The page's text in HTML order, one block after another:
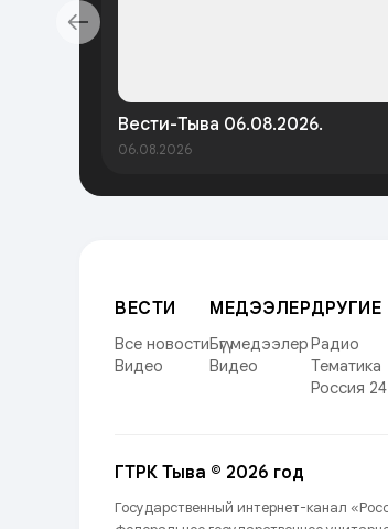
Вести-Тыва 06.08.2026.
06.08.2026
ВЕСТИ
Все новости
Видео
МЕДЭЭЛЕР
Бүгү медээлер
Видео
Радио
Тематика
Россия 24
ГТРК Тыва © 2026 год
Государственный интернет-канал